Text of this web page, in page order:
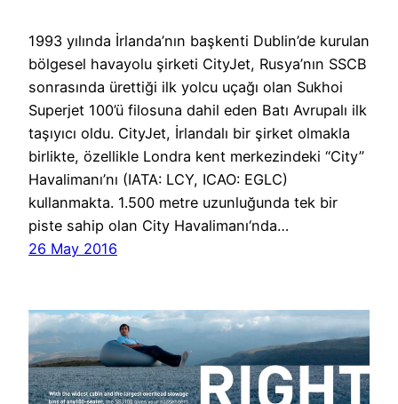
1993 yılında İrlanda’nın başkenti Dublin’de kurulan
bölgesel havayolu şirketi CityJet, Rusya’nın SSCB
sonrasında ürettiği ilk yolcu uçağı olan Sukhoi
Superjet 100’ü filosuna dahil eden Batı Avrupalı ilk
taşıyıcı oldu. CityJet, İrlandalı bir şirket olmakla
birlikte, özellikle Londra kent merkezindeki “City”
Havalimanı’nı (IATA: LCY, ICAO: EGLC)
kullanmakta. 1.500 metre uzunluğunda tek bir
piste sahip olan City Havalimanı‘nda…
26 May 2016